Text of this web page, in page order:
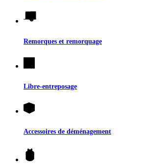
Remorques et remorquage
Libre-entreposage
Accessoires de déménagement